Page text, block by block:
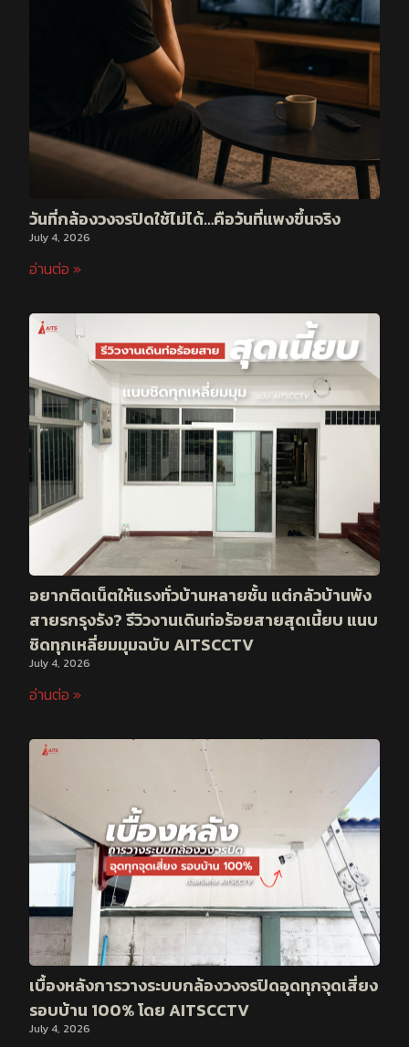
วันที่กล้องวงจรปิดใช้ไม่ได้…คือวันที่แพงขึ้นจริง
July 4, 2026
อ่านต่อ »
อยากติดเน็ตให้แรงทั่วบ้านหลายชั้น แต่กลัวบ้านพัง
สายรกรุงรัง? รีวิวงานเดินท่อร้อยสายสุดเนี้ยบ แนบ
ชิดทุกเหลี่ยมมุมฉบับ AITSCCTV
July 4, 2026
อ่านต่อ »
เบื้องหลังการวางระบบกล้องวงจรปิดอุดทุกจุดเสี่ยง
รอบบ้าน 100% โดย AITSCCTV
July 4, 2026